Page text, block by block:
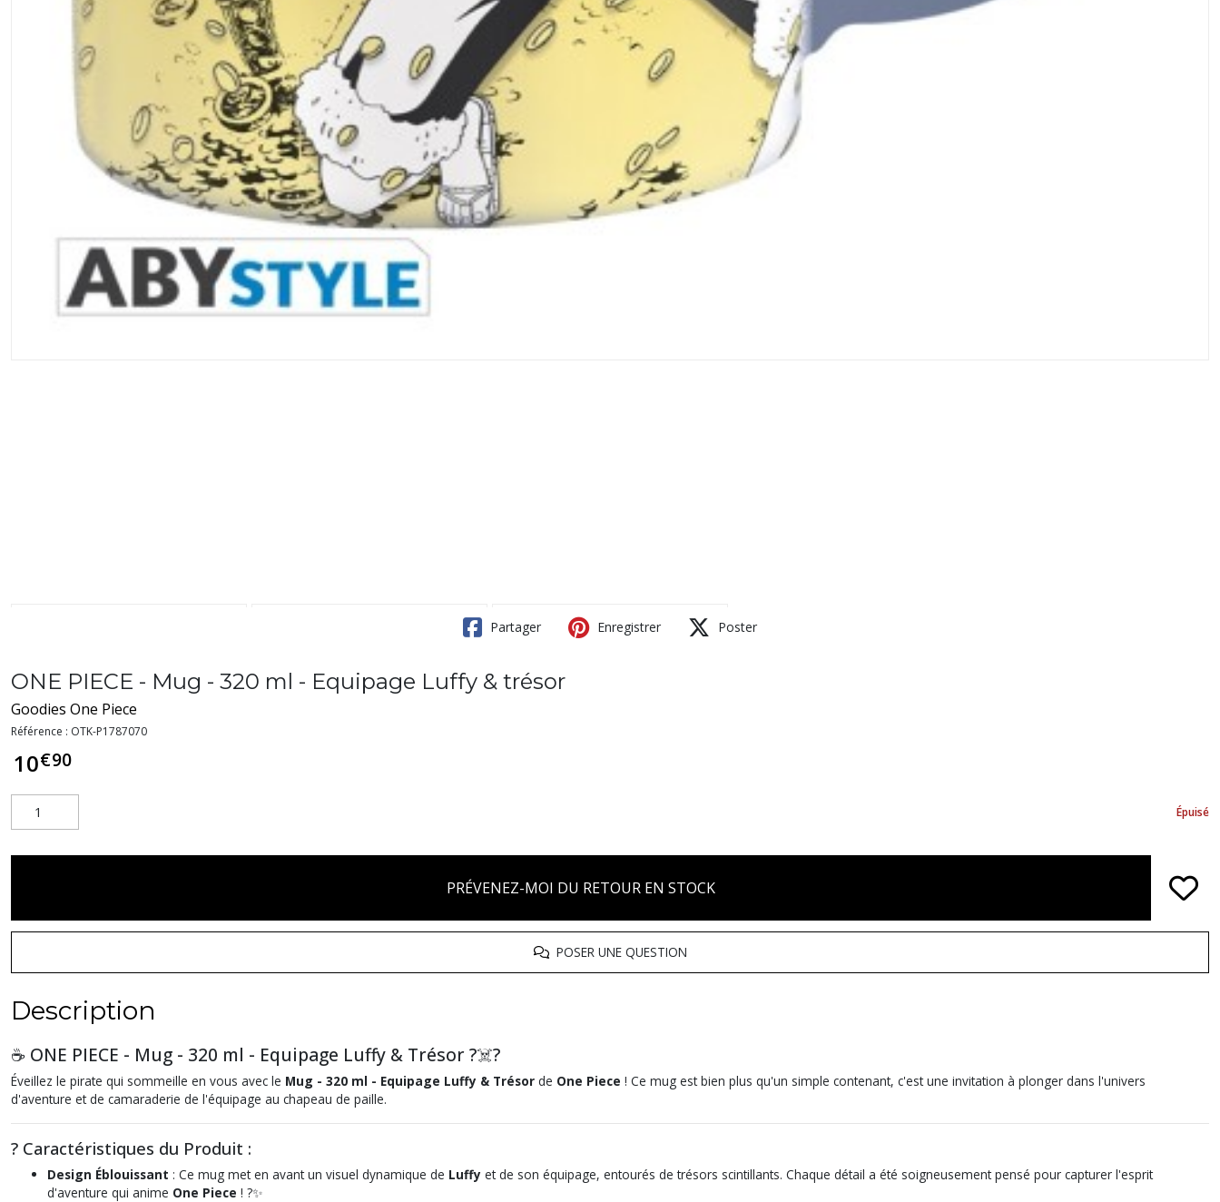
Partager Enregistrer Poster
ONE PIECE - Mug - 320 ml - Equipage Luffy & trésor
Goodies One Piece
Référence : OTK-P1787070
10€90
Épuisé
PRÉVENEZ-MOI DU RETOUR EN STOCK
POSER UNE QUESTION
Description
☕ ONE PIECE - Mug - 320 ml - Equipage Luffy & Trésor ?‍☠️?
Éveillez le pirate qui sommeille en vous avec le Mug - 320 ml - Equipage Luffy & Trésor de One Piece ! Ce mug est bien plus qu'un simple contenant, c'est une invitation à plonger dans l'univers
d'aventure et de camaraderie de l'équipage au chapeau de paille.
? Caractéristiques du Produit :
Design Éblouissant : Ce mug met en avant un visuel dynamique de Luffy et de son équipage, entourés de trésors scintillants. Chaque détail a été soigneusement pensé pour capturer l'esprit
d'aventure qui anime One Piece ! ?✨